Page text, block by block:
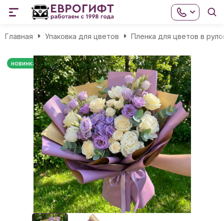
Главная Упаковка для цветов Пленка для цветов в
новинка